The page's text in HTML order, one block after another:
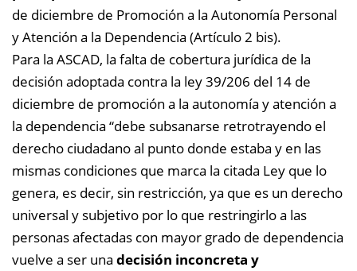
de diciembre de Promoción a la Autonomía Personal
y Atención a la Dependencia (Artículo 2 bis).
Para la ASCAD, la falta de cobertura jurídica de la
decisión adoptada contra la ley 39/206 del 14 de
diciembre de promoción a la autonomía y atención a
la dependencia “debe subsanarse retrotrayendo el
derecho ciudadano al punto donde estaba y en las
mismas condiciones que marca la citada Ley que lo
genera, es decir, sin restricción, ya que es un derecho
universal y subjetivo por lo que restringirlo a las
personas afectadas con mayor grado de dependencia
vuelve a ser una decisión inconcreta y